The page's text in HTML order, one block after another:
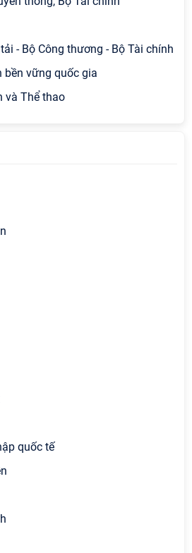
- Bộ Công thương - Bộ Tài chính
bền vững quốc gia
và Thể thao
quốc tế